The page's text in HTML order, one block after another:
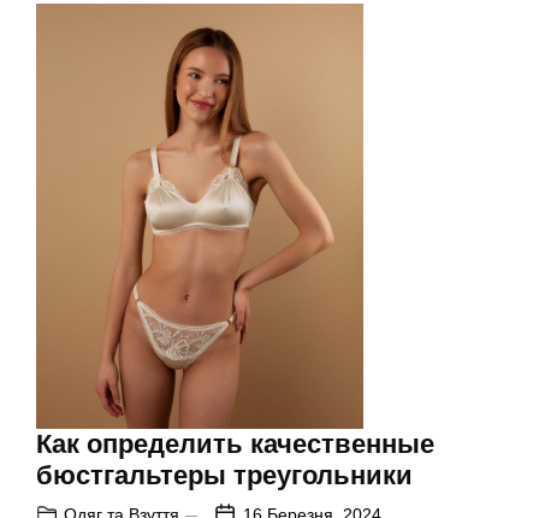
Как определить качественные
бюстгальтеры треугольники